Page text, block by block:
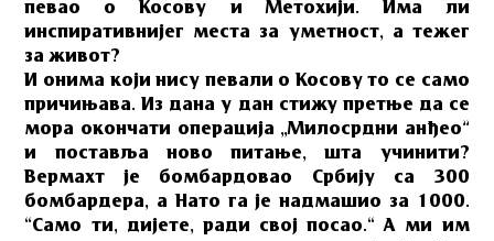
певао о Косову и Метохији. Има ли
инспиративнијег места за уметност, а тежег
за живот?
И онима који нису певали о Косову то се само
причињава. Из дана у дан стижу претње да се
мора окончати операција „Милосрдни анђео”
и поставља ново питање, шта учинити?
Вермахт је бомбардовао Србију са 300
бомбардера, а Нато га је надмашио за 1000.
“Само ти, дијете, ради свој посао.“ А ми им